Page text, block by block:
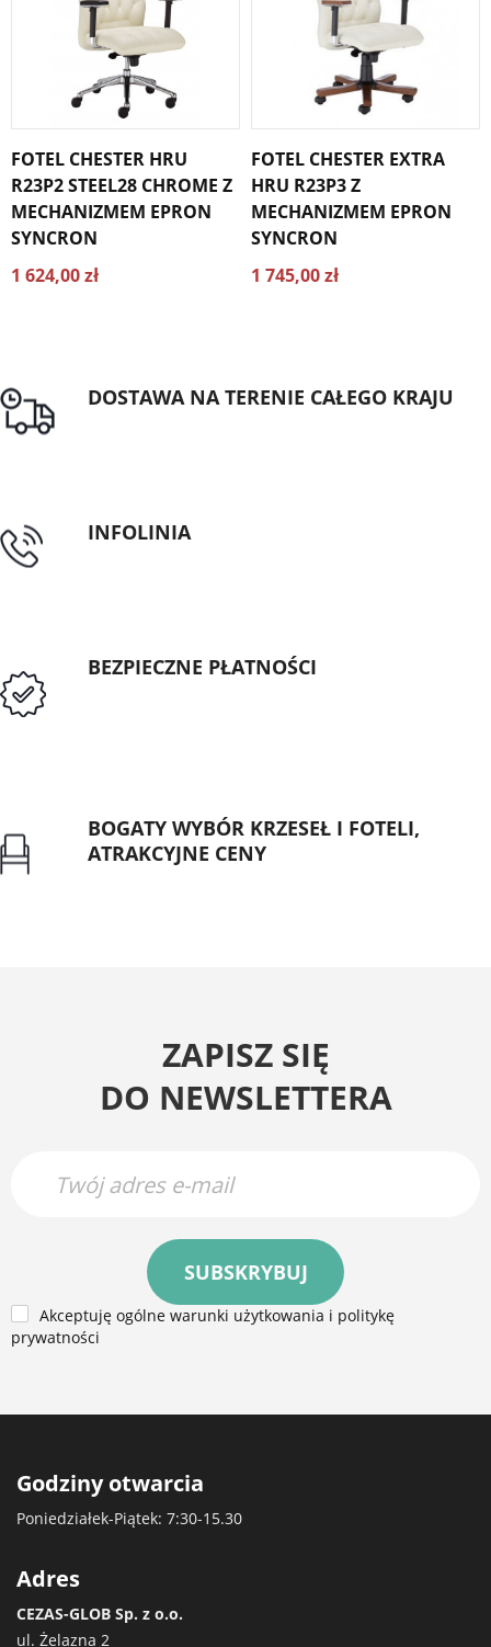
FOTEL CHESTER HRU
R23P2 STEEL28 CHROME Z
MECHANIZMEM EPRON
SYNCRON
1 624,00 zł
FOTEL CHESTER EXTRA
HRU R23P3 Z
MECHANIZMEM EPRON
SYNCRON
1 745,00 zł
DOSTAWA NA TERENIE CAŁEGO KRAJU
INFOLINIA
BEZPIECZNE PŁATNOŚCI
BOGATY WYBÓR KRZESEŁ I FOTELI,
ATRAKCYJNE CENY
ZAPISZ SIĘ
DO NEWSLETTERA
SUBSKRYBUJ
Akceptuję ogólne warunki użytkowania i politykę
prywatności
Godziny otwarcia
Poniedziałek-Piątek: 7:30-15.30
Adres
CEZAS-GLOB Sp. z o.o.
ul. Żelazna 2